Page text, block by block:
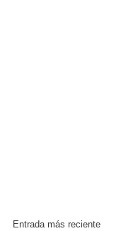
Entrada más reciente